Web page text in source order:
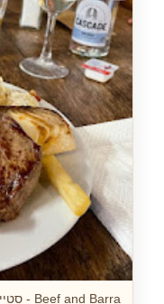
Beef and Barra - סטייק וברמונדי באמצע השממה.